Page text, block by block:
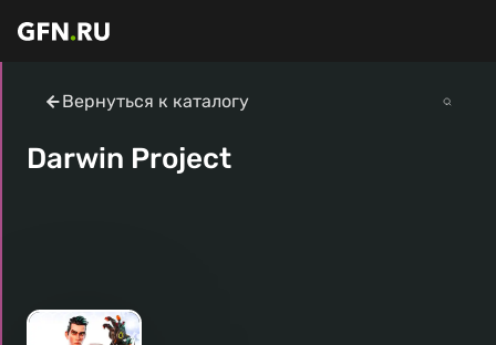
Вернуться к каталогу
Darwin Project